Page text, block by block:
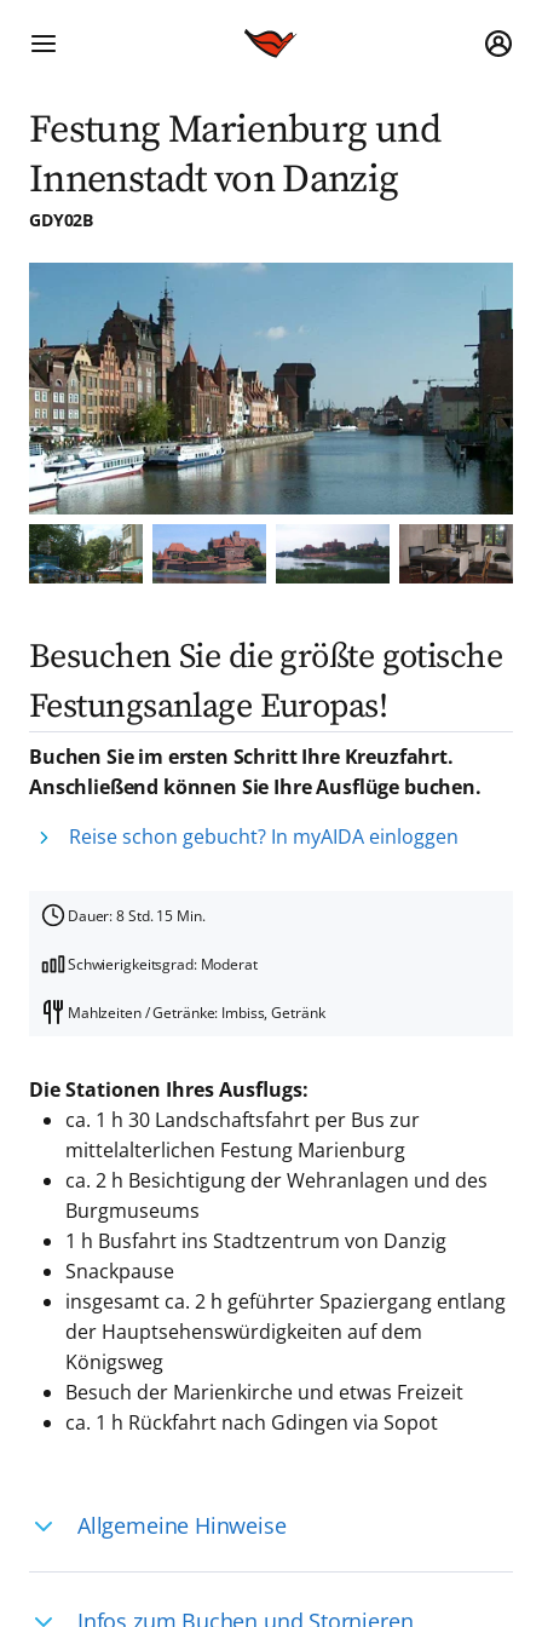
Festung Marienburg und
Innenstadt von Danzig
GDY02B
Besuchen Sie die größte gotische
Festungsanlage Europas!
Buchen Sie im ersten Schritt Ihre Kreuzfahrt.
Anschließend können Sie Ihre Ausflüge buchen.
Reise schon gebucht? In myAIDA einloggen
Dauer: 8 Std. 15 Min.
Schwierigkeitsgrad: Moderat
Mahlzeiten / Getränke: Imbiss, Getränk
Die Stationen Ihres Ausflugs:
ca. 1 h 30 Landschaftsfahrt per Bus zur
mittelalterlichen Festung Marienburg
ca. 2 h Besichtigung der Wehranlagen und des
Burgmuseums
1 h Busfahrt ins Stadtzentrum von Danzig
Snackpause
insgesamt ca. 2 h geführter Spaziergang entlang
der Hauptsehenswürdigkeiten auf dem
Königsweg
Besuch der Marienkirche und etwas Freizeit
ca. 1 h Rückfahrt nach Gdingen via Sopot
Allgemeine Hinweise
Infos zum Buchen und Stornieren